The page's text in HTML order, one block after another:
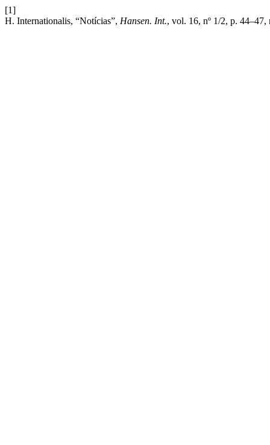
[1]
H. Internationalis, “Notícias”, Hansen. Int., vol. 16, nº 1/2, p. 44–47,